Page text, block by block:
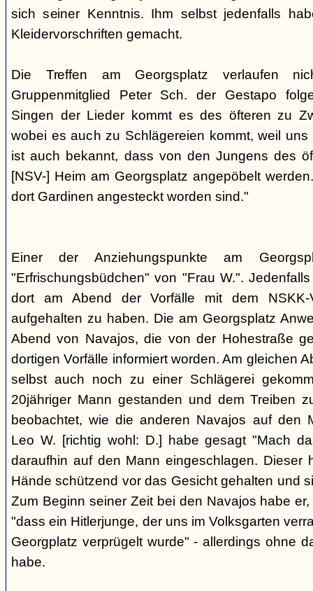
sich seiner Kenntnis. Ihm selbst jedenfalls
Kleidervorschriften gemacht.
Die Treffen am Georgsplatz verlaufen
Gruppenmitglied Peter Sch. der Gestapo
Singen der Lieder kommt es des öfteren zu
wobei es auch zu Schlägereien kommt, weil
ist auch bekannt, dass von den Jungens des
[NSV-] Heim am Georgsplatz angepöbelt
dort Gardinen angesteckt worden sind."
Einer der Anziehungspunkte am
"Erfrischungsbüdchen" von "Frau W.".
dort am Abend der Vorfälle mit dem NSKK-
aufgehalten zu haben. Die am Georgsplatz
Abend von Navajos, die von der Hohestraße
dortigen Vorfälle informiert worden. Am gleichen
selbst auch noch zu einer Schlägerei
20jähriger Mann gestanden und dem Treiben
beobachtet, wie die anderen Navajos auf den
Leo W. [richtig wohl: D.] habe gesagt "Mach
daraufhin auf den Mann eingeschlagen. Dieser
Hände schützend vor das Gesicht gehalten und
Zum Beginn seiner Zeit bei den Navajos habe
"dass ein Hitlerjunge, der uns im Volksgarten
Georgplatz verprügelt wurde" - allerdings ohne
habe.